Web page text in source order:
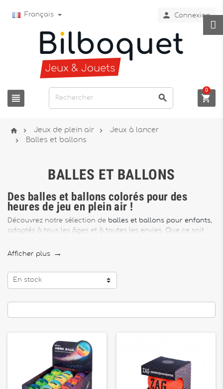
Français  Connexion
  
0
  Jeux de plein air  Jeux à lancer
 Balles et ballons
BALLES ET BALLONS
Des balles et ballons colorés pour des
heures de jeu en plein air !
Découvrez notre sélection de balles et ballons pour enfants,
adaptés à tous les âges et à toutes les envies. Que ce soit
nos produits sont pensés pour garantir
Retrouvez des ballons gonflables Djeco
développer l’équilibre et l’énergie des plus jeunes.
petits, ainsi que desballons de sport enfant
foot et volleyfournis avec pompe.
Pour les plus jeunes, nous proposons des
ballons légers dès
, aux designs mignons (renard, sirène, dinosaures, etc.),
parfaits pour éveiller l’imaginaire et encourager l’activité
Afficher plus 
En stock